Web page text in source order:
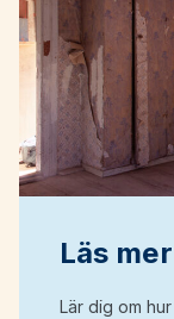
Läs
Lär dig om